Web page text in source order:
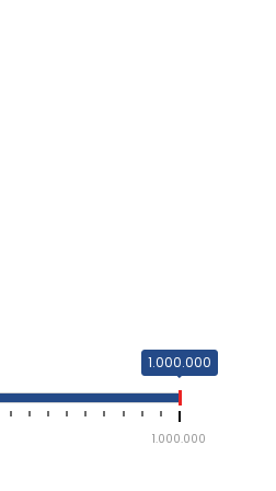
1.000.000
1.000.000